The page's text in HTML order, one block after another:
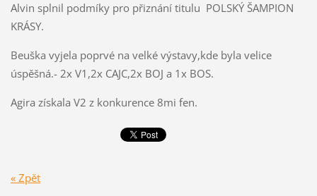
Alvin splnil podmíky pro přiznání titulu POLSKÝ ŠAMPION
KRÁSY.
Beuška vyjela poprvé na velké výstavy,kde byla velice
úspěšná.- 2x V1,2x CAJC,2x BOJ a 1x BOS.
Agira získala V2 z konkurence 8mi fen.
« Zpět